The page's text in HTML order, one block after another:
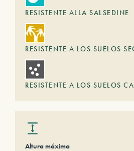
RESISTENTE ALLA SALSEDINE
RESISTENTE A LOS SUELOS
RESISTENTE A LOS SUELOS
Altura máxima